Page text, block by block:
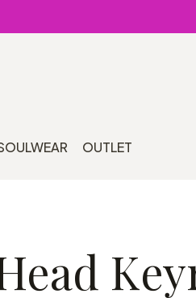
OUTLET